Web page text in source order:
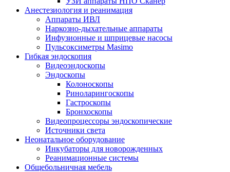
Анестезиология и реанимация
Аппараты ИВЛ
Наркозно-дыхательные аппараты
Инфузионные и шприцевые насосы
Пульсоксиметры Masimo
Гибкая эндоскопия
Видеоэндоскопы
Эндоскопы
Колоноскопы
Риноларингоскопы
Гастроскопы
Бронхоскопы
Видеопроцессоры эндоскопические
Источники света
Неонатальное оборудование
Инкубаторы для новорожденных
Реанимационные системы
Общебольничная мебель